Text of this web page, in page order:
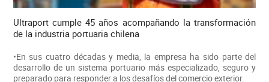
Ultraport cumple 45 años acompañando la transformación
de la industria portuaria chilena
•En sus cuatro décadas y media, la empresa ha sido parte del
desarrollo de un sistema portuario más especializado, seguro y
preparado para responder a los desafíos del comercio exterior.